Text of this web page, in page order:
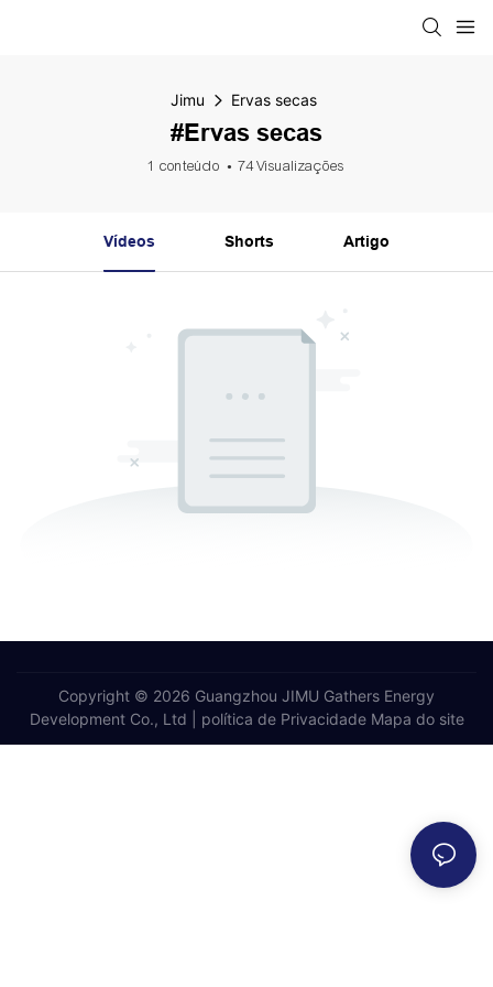
Jimu Ervas secas
#Ervas secas
1 conteúdo 74 Visualizações
Vídeos Shorts Artigo
Copyright © 2026 Guangzhou JIMU Gathers Energy
Development Co., Ltd |
política de PrivacidadeMapa do site